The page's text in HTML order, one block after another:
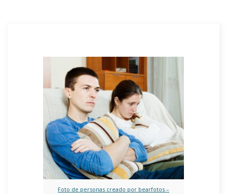
Foto de personas creado por bearfotos –